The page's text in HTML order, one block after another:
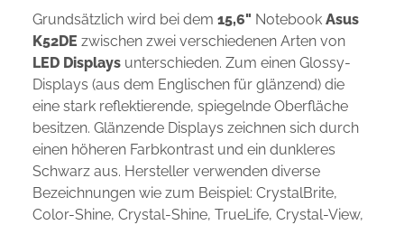
Grundsätzlich wird bei dem 15,6" Notebook Asus
K52DE zwischen zwei verschiedenen Arten von
LED Displays unterschieden. Zum einen Glossy-
Displays (aus dem Englischen für glänzend) die
eine stark reflektierende, spiegelnde Oberfläche
besitzen. Glänzende Displays zeichnen sich durch
einen höheren Farbkontrast und ein dunkleres
Schwarz aus. Hersteller verwenden diverse
Bezeichnungen wie zum Beispiel: CrystalBrite,
Color-Shine, Crystal-Shine, TrueLife, Crystal-View,